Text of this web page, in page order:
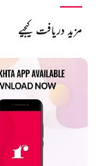
مزید دریافت کیجیے